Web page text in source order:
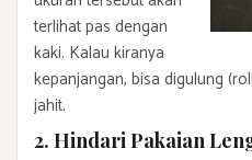
terlihat pas dengan
kaki. Kalau kiranya
kepanjangan, bisa digulung
jahit.
2. Hindari Pakaian